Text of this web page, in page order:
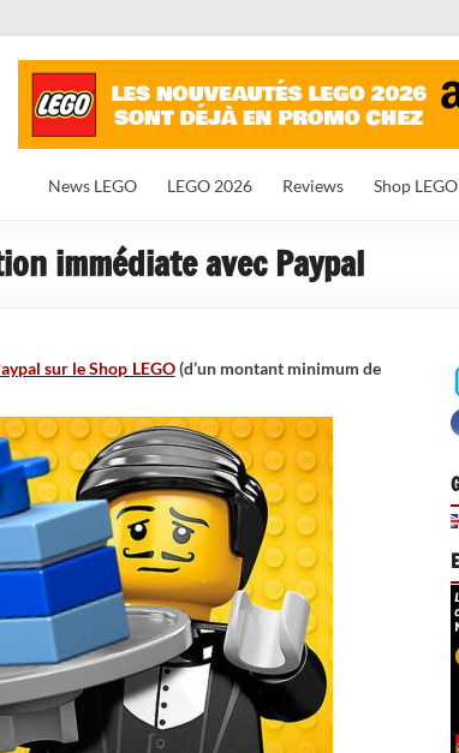
News LEGO LEGO 2026 Reviews Shop LEGO
immédiate avec Paypal
sur le Shop LEGO(d’un montant minimum de